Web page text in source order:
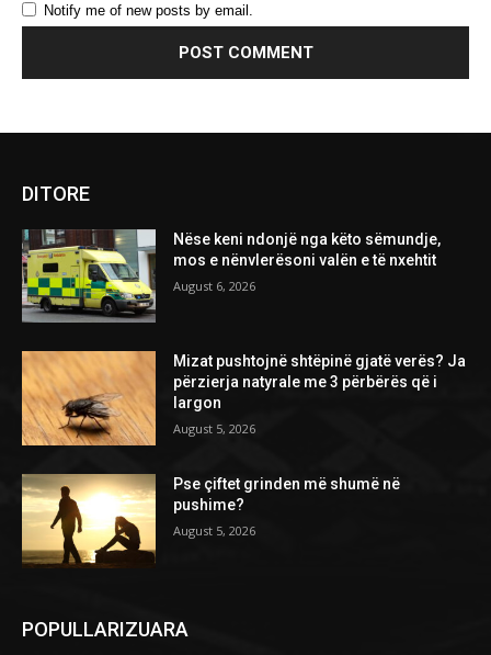
Notify me of new posts by email.
DITORE
Nëse keni ndonjë nga këto sëmundje,
mos e nënvlerësoni valën e të nxehtit
August 6, 2026
Mizat pushtojnë shtëpinë gjatë verës? Ja
përzierja natyrale me 3 përbërës që i
largon
August 5, 2026
Pse çiftet grinden më shumë në
pushime?
August 5, 2026
POPULLARIZUARA